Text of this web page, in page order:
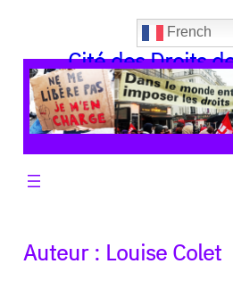
contenu
French
Cité des Droits
Auteur : Louise Colet